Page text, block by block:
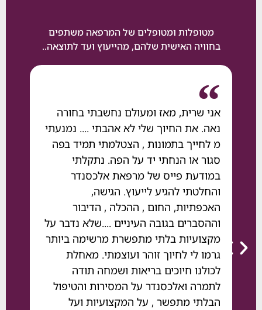
מטופלות ומטופלים של המרפאה משתפים
בחוויה האישית שלהם, מהייעוץ ועד לתוצאה..
אני שרית, מאז ומעולם נחשבתי בחורה
נאה. את החיוך שלי לא אהבתי .... נמנעתי
מ לחייך בתמונות , הצטלמתי תמיד בפה
סגור או הנחתי יד על הפה. נתקלתי
במודעת פייס של מרפאת אלכסנדר
והחלטתי להגיע לייעוץ. הגישה,
האכפתיות, החום , ההכלה , הדיבור
וההסברים בגובה העיניים ....שלא נדבר על
מקצועיות בלתי מתפשרת מרשימה ביותר
גרמו לי לחיוך זוהר ועוצמתי. מאחלת
לכולנו חיוכים בריאות ושמחה תודה
לתמרה ואלכסנדר על המסירות והטיפול
הבלתי מתפשר , על המקצועיות ועל
ד"ר אלכסנדר
אתם פשוט
ד"ר אלכסנדר